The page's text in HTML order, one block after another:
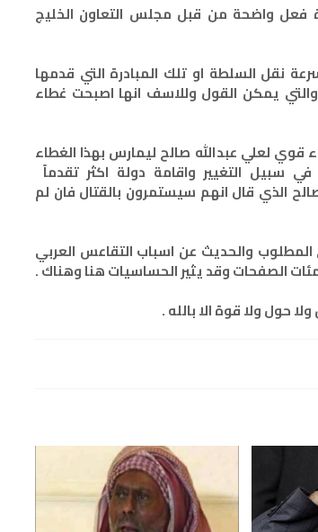
فعل واضحة من قبل مجلس التعاون الخليج
نقل السلطة او تلك المبادرة التي قدمها
يمكن القول وللاسف انها اصبحت غطاء
لعلي عبدالله صالح ليمارس بهذا الغطاء
سبيل التغيير واقامة دولة اكثر تقدماً
الذي قال انهم سيستمرون بالقتال فان لم
والحديث عن اسباب التقاعس العربي
الصفحات وقد يثير الحساسيات هنا وهناك .
حول ولا قوة الا بالله .